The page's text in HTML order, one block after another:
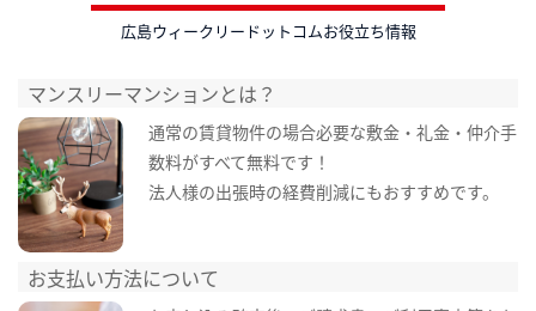
広島ウィークリードットコムお役立ち情報
マンスリーマンションとは？
通常の賃貸物件の場合必要な敷金・礼金・仲介手
数料がすべて無料です！
法人様の出張時の経費削減にもおすすめです。
お支払い方法について